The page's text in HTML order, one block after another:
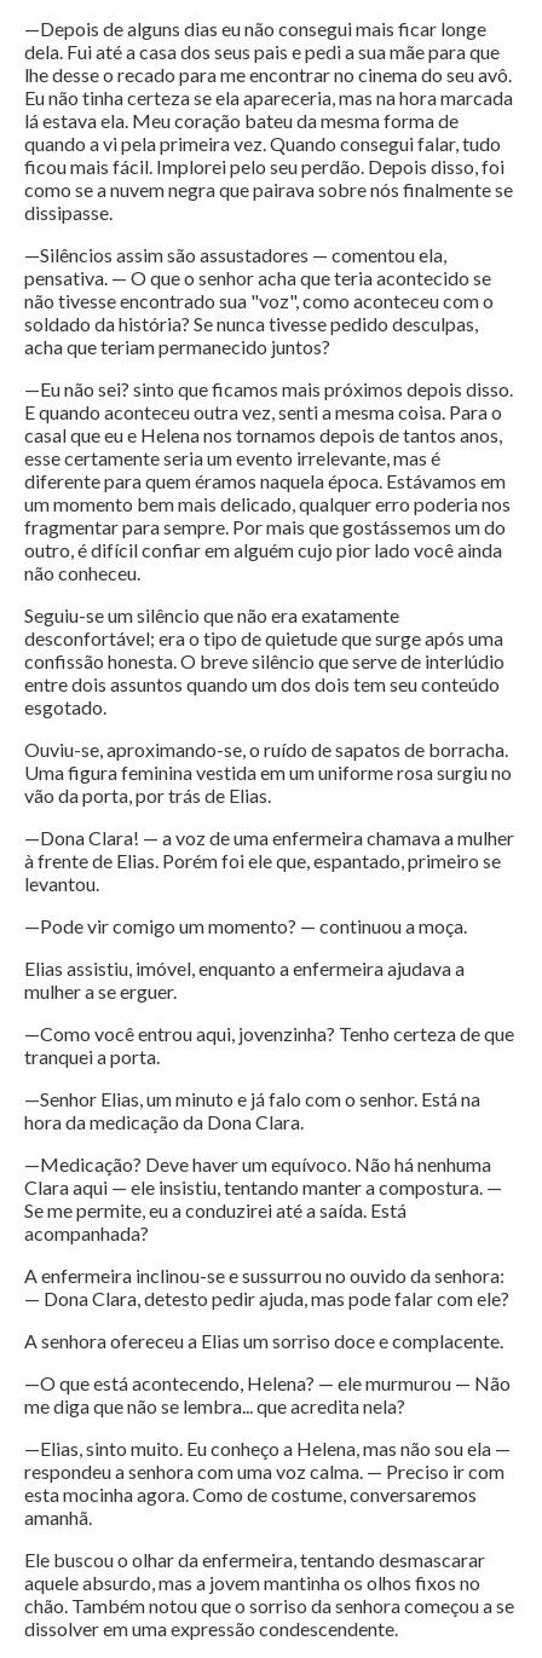
—Depois de alguns dias eu não consegui mais ficar longe
dela. Fui até a casa dos seus pais e pedi a sua mãe para que
lhe desse o recado para me encontrar no cinema do seu avô.
Eu não tinha certeza se ela apareceria, mas na hora marcada
lá estava ela. Meu coração bateu da mesma forma de
quando a vi pela primeira vez. Quando consegui falar, tudo
ficou mais fácil. Implorei pelo seu perdão. Depois disso, foi
como se a nuvem negra que pairava sobre nós finalmente se
dissipasse.
—Silêncios assim são assustadores — comentou ela,
pensativa. — O que o senhor acha que teria acontecido se
não tivesse encontrado sua "voz", como aconteceu com o
soldado da história? Se nunca tivesse pedido desculpas,
acha que teriam permanecido juntos?
—Eu não sei? sinto que ficamos mais próximos depois disso.
E quando aconteceu outra vez, senti a mesma coisa. Para o
casal que eu e Helena nos tornamos depois de tantos anos,
esse certamente seria um evento irrelevante, mas é
diferente para quem éramos naquela época. Estávamos em
um momento bem mais delicado, qualquer erro poderia nos
fragmentar para sempre. Por mais que gostássemos um do
outro, é difícil confiar em alguém cujo pior lado você ainda
não conheceu.
Seguiu-se um silêncio que não era exatamente
desconfortável; era o tipo de quietude que surge após uma
confissão honesta. O breve silêncio que serve de interlúdio
entre dois assuntos quando um dos dois tem seu conteúdo
esgotado.
Ouviu-se, aproximando-se, o ruído de sapatos de borracha.
Uma figura feminina vestida em um uniforme rosa surgiu no
vão da porta, por trás de Elias.
—Dona Clara! — a voz de uma enfermeira chamava a mulher
à frente de Elias. Porém foi ele que, espantado, primeiro se
levantou.
—Pode vir comigo um momento? — continuou a moça.
Elias assistiu, imóvel, enquanto a enfermeira ajudava a
mulher a se erguer.
—Como você entrou aqui, jovenzinha? Tenho certeza de que
tranquei a porta.
—Senhor Elias, um minuto e já falo com o senhor. Está na
hora da medicação da Dona Clara.
—Medicação? Deve haver um equívoco. Não há nenhuma
Clara aqui — ele insistiu, tentando manter a compostura. —
Se me permite, eu a conduzirei até a saída. Está
acompanhada?
A enfermeira inclinou-se e sussurrou no ouvido da senhora:
— Dona Clara, detesto pedir ajuda, mas pode falar com ele?
A senhora ofereceu a Elias um sorriso doce e complacente.
—O que está acontecendo, Helena? — ele murmurou — Não
me diga que não se lembra... que acredita nela?
—Elias, sinto muito. Eu conheço a Helena, mas não sou ela —
respondeu a senhora com uma voz calma. — Preciso ir com
esta mocinha agora. Como de costume, conversaremos
amanhã.
Ele buscou o olhar da enfermeira, tentando desmascarar
aquele absurdo, mas a jovem mantinha os olhos fixos no
chão. Também notou que o sorriso da senhora começou a se
dissolver em uma expressão condescendente.